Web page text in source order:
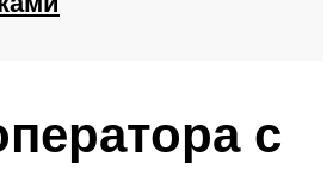
с